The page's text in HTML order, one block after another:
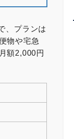
、プランは
物や宅急
額2,000円